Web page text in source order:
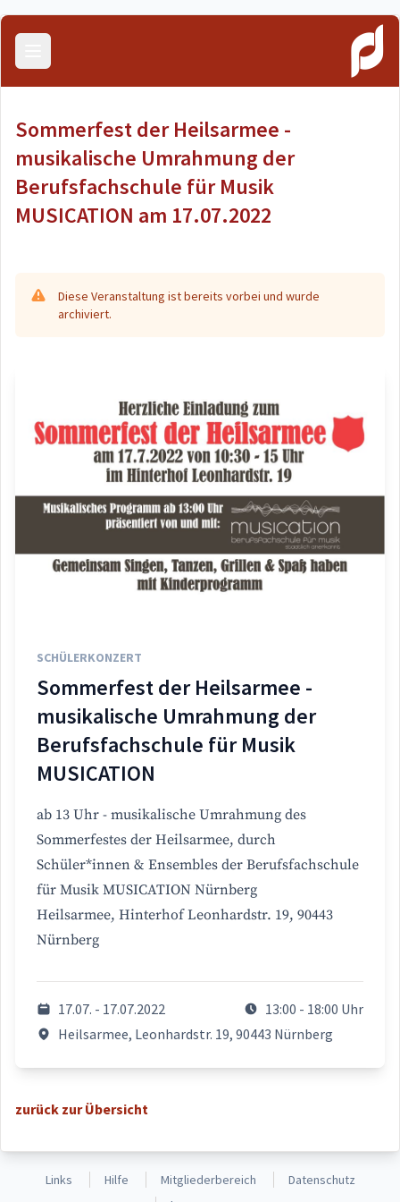
Menü öffnen
Sommerfest der Heilsarmee -
musikalische Umrahmung der
Berufsfachschule für Musik
MUSICATION am 17.07.2022
Diese Veranstaltung ist bereits vorbei und wurde
archiviert.
SCHÜLERKONZERT
Sommerfest der Heilsarmee -
musikalische Umrahmung der
Berufsfachschule für Musik
MUSICATION
ab 13 Uhr - musikalische Umrahmung des
Sommerfestes der Heilsarmee, durch
Schüler*innen & Ensembles der Berufsfachschule
für Musik MUSICATION Nürnberg
Heilsarmee, Hinterhof Leonhardstr. 19, 90443
Nürnberg
17.07. - 17.07.2022
13:00 - 18:00 Uhr
Heilsarmee, Leonhardstr. 19, 90443 Nürnberg
zurück zur Übersicht
Links Hilfe Mitgliederbereich
Datenschutz